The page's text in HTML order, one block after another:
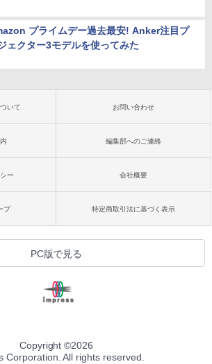
プライムデー過去最安! Anker注目プ
ェクター3モデルを使ってみた
いて お問い合わせ
編集部へのご連絡
ー 会社概要
プ 特定商取引法に基づく表示
PC版で見る
Copyright ©2026
Corporation. All rights reserved.